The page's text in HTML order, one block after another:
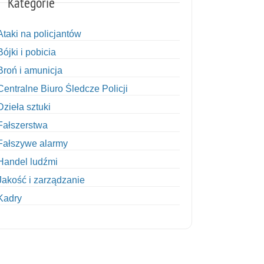
na policjantów
i pobicia
i amunicja
Biuro Śledcze Policji
sztuki
alarmy
ludźmi
i zarządzanie